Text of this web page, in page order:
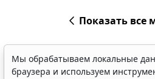
Показать все
Мы обрабатываем локальные
браузера и используем